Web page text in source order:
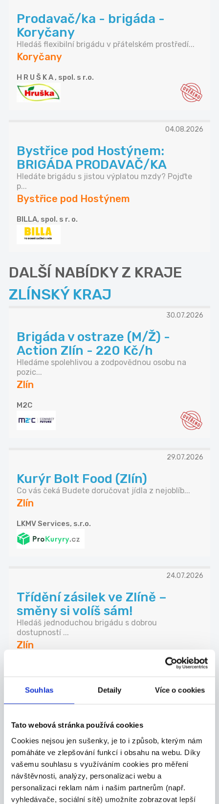
Souhlas Detaily Více o cookies
Tato webová stránka používá cookies
Cookies nejsou jen sušenky, je to i způsob, kterým nám
pomáháte ve zlepšování funkcí i obsahu na webu. Díky
vašemu souhlasu s využíváním cookies pro měření
návštěvnosti, analýzy, personalizaci webu a
personalizaci reklam nám i našim partnerům (např.
vyhledávače, sociální sítě) umožníte zobrazovat lepší
Prodavač/ka - brigáda -
Koryčany
Hledáš flexibilní brigádu v přátelském prostředí...
Koryčany
H R U Š K A , spol. s r.o.
04.08.2026
Bystřice pod Hostýnem:
BRIGÁDA PRODAVAČ/KA
Hledáte brigádu s jistou výplatou mzdy? Pojďte
p...
Bystřice pod Hostýnem
BILLA, spol. s r. o.
DALŠÍ NABÍDKY Z KRAJE
ZLÍNSKÝ KRAJ
30.07.2026
Brigáda v ostraze (M/Ž) -
Action Zlín - 220 Kč/h
Hledáme spolehlivou a zodpovědnou osobu na
pozic...
Zlín
M2C
29.07.2026
Kurýr Bolt Food (Zlín)
Co vás čeká Budete doručovat jídla z nejoblíb...
Zlín
LKMV Services, s.r.o.
24.07.2026
Třídění zásilek ve Zlíně –
směny si volíš sám!
Hledáš jednoduchou brigádu s dobrou
dostupností ...
Zlín
Úklid ve zdravotnictví - KNTB
Zlín, příplatky, prémie...
Dlouholetá prosperující společnost TSC Hospital,...
Zlín